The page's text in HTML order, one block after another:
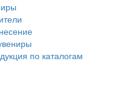
по каталогам